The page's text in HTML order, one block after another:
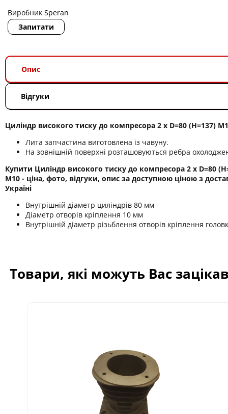
Виробник Speran
Запитати
Опис
Відгуки
Циліндр високого тиску до компресора 2 х D=80 (H=137)
Лита запчастина виготовлена ​​із чавуну.
На зовнішній поверхні розташовуються ребра
Купити Циліндр високого тиску до компресора 2 х D=80
M10 - ціна, фото, відгуки, опис за доступною ціною з
Україні
Внутрішній діаметр циліндрів 80 мм
Діаметр отворів кріплення 10 мм
Внутрішній діаметр різьблення отворів кріплення
Товари, які можуть Вас